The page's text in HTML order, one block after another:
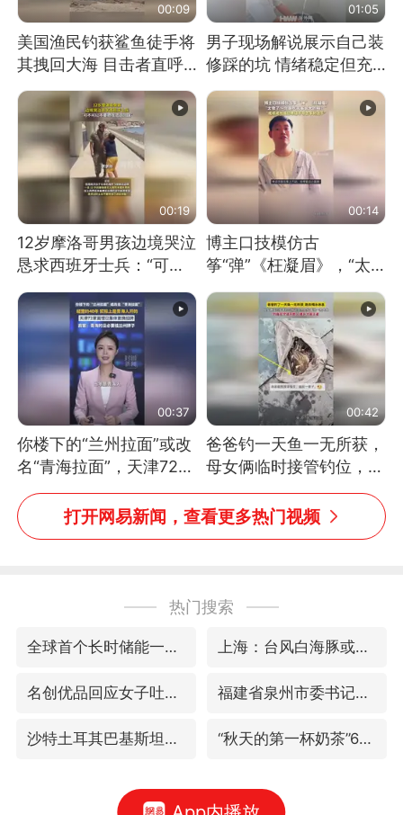
00:09
美国渔民钓获鲨鱼徒手将
其拽回大海 目击者直呼
震惊 （视频来源：参考
消息）
01:05
男子现场解说展示自己装
修踩的坑 情绪稳定但充
满无奈 每处都有精心设
计 但每处都有瑕疵 网
友：一开始我没笑 但看
到洗手盆我没绷住
00:19
12岁摩洛哥男孩边境哭泣
恳求西班牙士兵：“可不
可以不要把我遣返回国”
00:14
博主口技模仿古
筝“弹”《枉凝眉》，“太
像了～你是吃古筝长大的
吗？”“或将成为首位考级
不带古筝的选手。”（来
源：新华每日电讯）
00:37
你楼下的“兰州拉面”或改
名“青海拉面”，天津72家
面馆已集体更换招牌
00:42
爸爸钓一天鱼一无所获，
母女俩临时接管钓位，用
玩具鱼竿钓上大鱼
打开网易新闻，查看更多热门视频
热门搜索
全球首个长时储能一体化产业园量产 上海：台风白海豚或将带来龙卷风
名创优品回应女子吐槽内裤质量差 福建省泉州市委书记张毅恭接受纪律审查和监察调查
沙特土耳其巴基斯坦签署共同防务协议 “秋天的第一杯奶茶”6岁了